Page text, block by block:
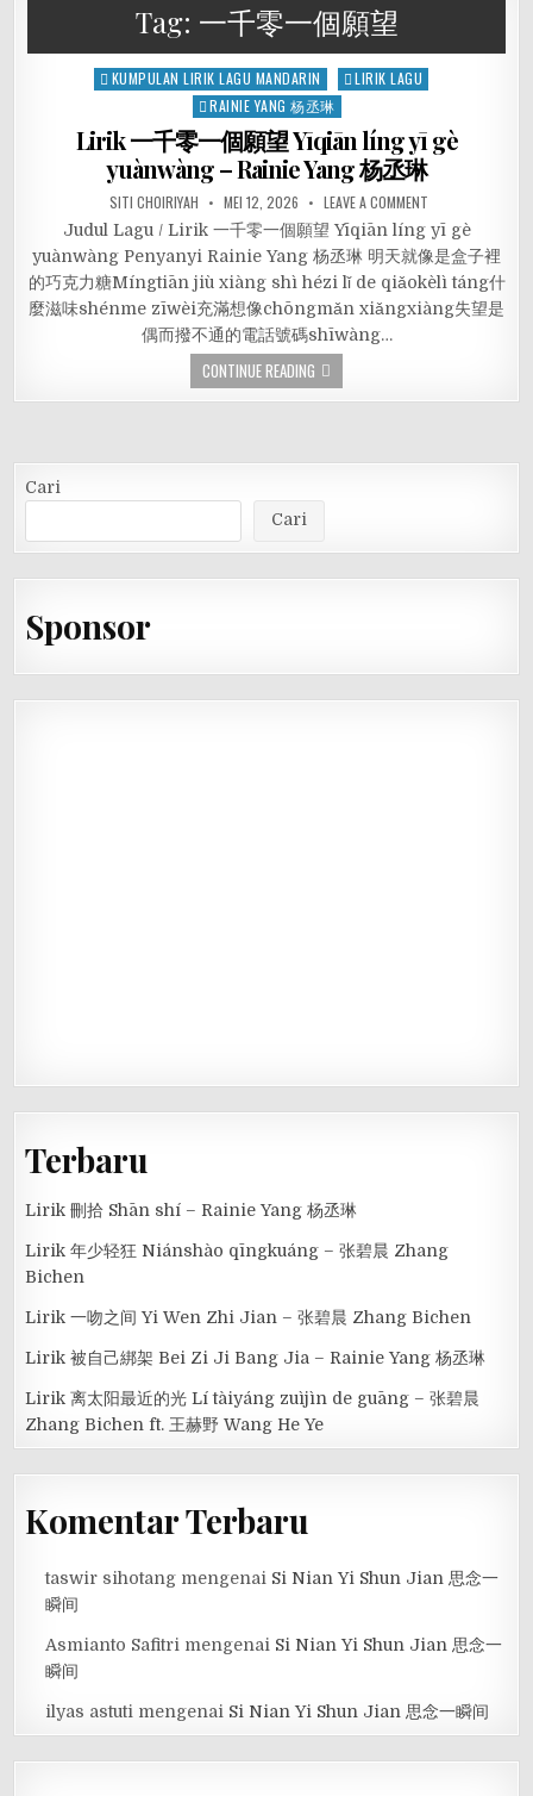
Tag: 一千零一個願望
Posted
KUMPULAN LIRIK LAGU MANDARIN
LIRIK LAGU
RAINIE YANG 杨丞琳
Lirik 一千零一個願望 Yīqiān líng yī gè
yuànwàng – Rainie Yang 杨丞琳
SITI CHOIRIYAH MEI 12, 2026 LEAVE A COMMENT
Judul Lagu / Lirik 一千零一個願望 Yīqiān líng yī gè
yuànwàng Penyanyi Rainie Yang 杨丞琳 明天就像是盒子裡
的巧克力糖Míngtiān jiù xiàng shì hézi lǐ de qiǎokèlì táng什
麼滋味shénme zīwèi充滿想像chōngmǎn xiǎngxiàng失望是
偶而撥不通的電話號碼shīwàng…
CONTINUE READING
Cari
Cari
Sponsor
Terbaru
Lirik 刪拾 Shān shí – Rainie Yang 杨丞琳
Lirik 年少轻狂 Niánshào qīngkuáng – 张碧晨 Zhang
Bichen
Lirik 一吻之间 Yi Wen Zhi Jian – 张碧晨 Zhang Bichen
Lirik 被自己綁架 Bei Zi Ji Bang Jia – Rainie Yang 杨丞琳
Lirik 离太阳最近的光 Lí tàiyáng zuìjìn de guāng – 张碧晨
Zhang Bichen ft. 王赫野 Wang He Ye
Komentar Terbaru
taswir sihotang mengenai Si Nian Yi Shun Jian 思念一
瞬间
Asmianto Safitri mengenai Si Nian Yi Shun Jian 思念一
瞬间
ilyas astuti mengenai Si Nian Yi Shun Jian 思念一瞬间